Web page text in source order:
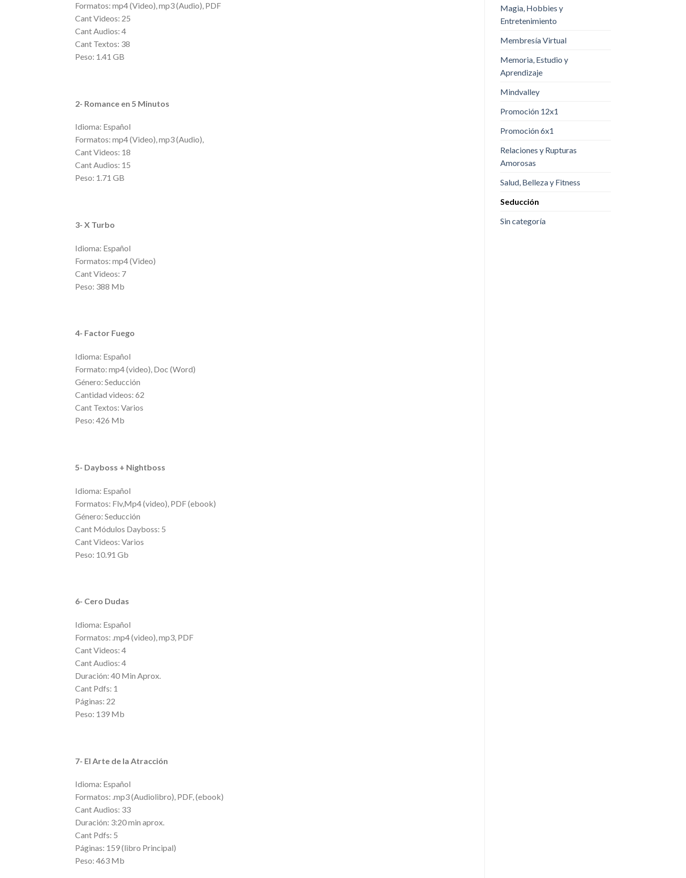
Magia, Hobbies y
Entretenimiento
Membresía Virtual
Memoria, Estudio y
Aprendizaje
Mindvalley
Promoción 12x1
Promoción 6x1
Relaciones y Rupturas
Amorosas
Salud, Belleza y Fitness
Seducción
Sin categoría
Formatos: mp4 (Video), mp3 (Audio), PDF
Cant Videos: 25
Cant Audios: 4
Cant Textos: 38
Peso: 1.41 GB
2- Romance en 5 Minutos
Idioma: Español
Formatos: mp4 (Video), mp3 (Audio),
Cant Videos: 18
Cant Audios: 15
Peso: 1.71 GB
3- X Turbo
Idioma: Español
Formatos: mp4 (Video)
Cant Videos: 7
Peso: 388 Mb
4- Factor Fuego
Idioma: Español
Formato: mp4 (video), Doc (Word)
Género: Seducción
Cantidad videos: 62
Cant Textos: Varios
Peso: 426 Mb
5- Dayboss + Nightboss
Idioma: Español
Formatos: Flv,Mp4 (video), PDF (ebook)
Género: Seducción
Cant Módulos Dayboss: 5
Cant Videos: Varios
Peso: 10.91 Gb
6- Cero Dudas
Idioma: Español
Formatos: .mp4 (video), mp3, PDF
Cant Videos: 4
Cant Audios: 4
Duración: 40 Min Aprox.
Cant Pdfs: 1
Páginas: 22
Peso: 139 Mb
7- El Arte de la Atracción
Idioma: Español
Formatos: .mp3 (Audiolibro), PDF, (ebook)
Cant Audios: 33
Duración: 3:20 min aprox.
Cant Pdfs: 5
Páginas: 159 (libro Principal)
Peso: 463 Mb